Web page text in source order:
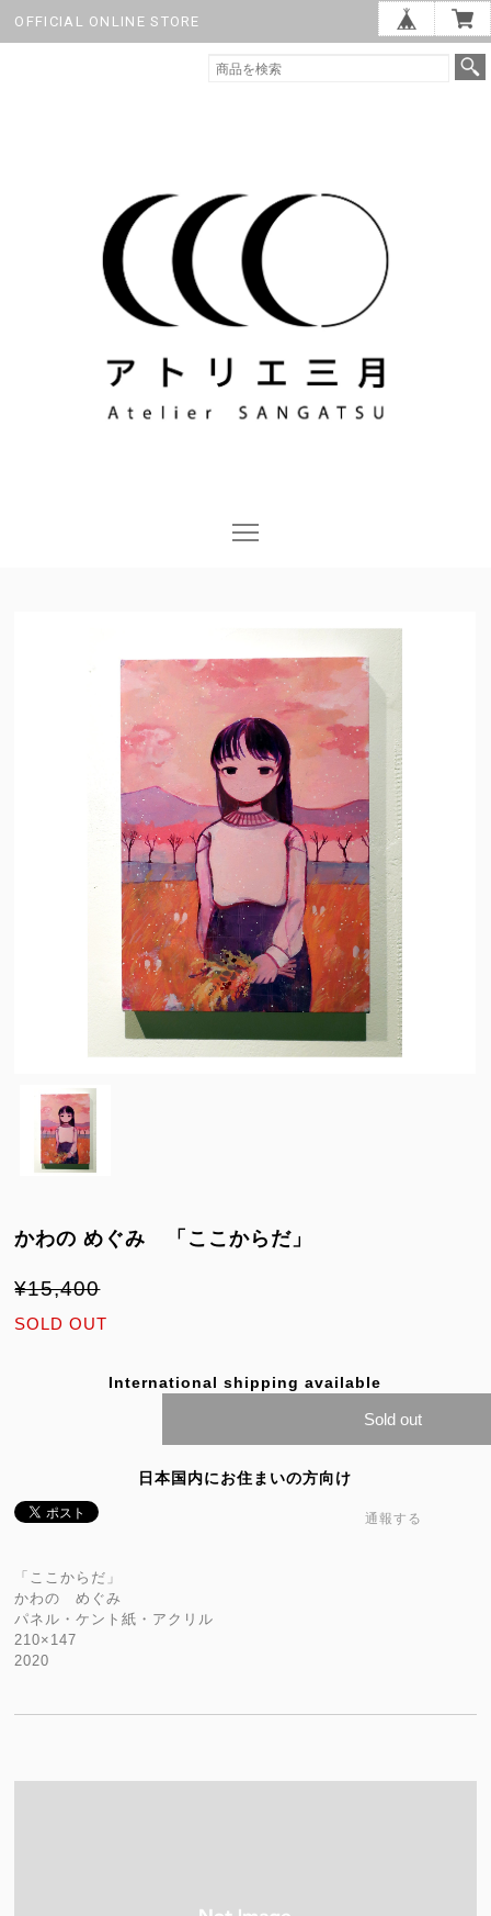
OFFICIAL ONLINE STORE
かわの めぐみ 「ここからだ」
¥15,400
SOLD OUT
International shipping available
Sold out
日本国内にお住まいの方向け
通報する
「ここからだ」
かわの めぐみ
パネル・ケント紙・アクリル
210×147
2020